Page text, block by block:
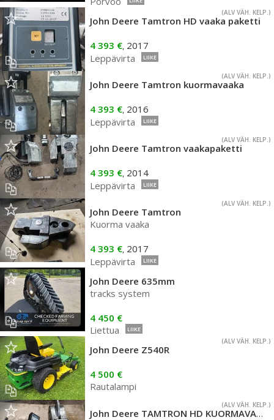
(ALV VÄH. KELP.)
John Deere Tamtron HD vaaka paketti
4 393 €, 2017
Leppävirta
LIIKE
(ALV VÄH. KELP.)
John Deere Tamtron kuormavaaka
4 393 €, 2016
Leppävirta
LIIKE
(ALV VÄH. KELP.)
John Deere Tamtron vaakapaketti
4 393 €, 2014
Leppävirta
LIIKE
(ALV VÄH. KELP.)
John Deere Tamtron
Kuorma vaaka
4 393 €, 2017
Leppävirta
LIIKE
John Deere 635mm
tracks system
4 450 €
Liettua
LIIKE
(ALV VÄH. KELP.)
John Deere Z540R
4 500 €
Rautalampi
(ALV VÄH. KELP.)
John Deere TAMTRON HD KUORMAVAAKA